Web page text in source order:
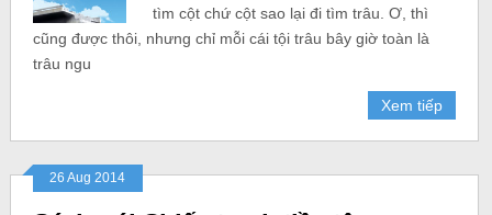
tìm cột chứ cột sao lại đi tìm trâu. Ơ, thì
cũng được thôi, nhưng chỉ mỗi cái tội trâu bây giờ toàn là
trâu ngu
Xem tiếp
26 Aug 2014